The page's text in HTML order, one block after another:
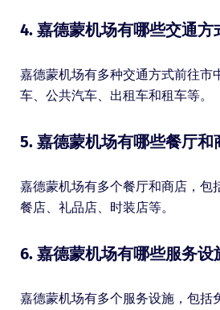
4. 嘉德蒙机场有哪些交通方
嘉德蒙机场有多种交通方式前往市
车、公共汽车、出租车和租车等。
5. 嘉德蒙机场有哪些餐厅和
嘉德蒙机场有多个餐厅和商店，包
餐店、礼品店、时装店等。
6. 嘉德蒙机场有哪些服务设
嘉德蒙机场有多个服务设施，包括